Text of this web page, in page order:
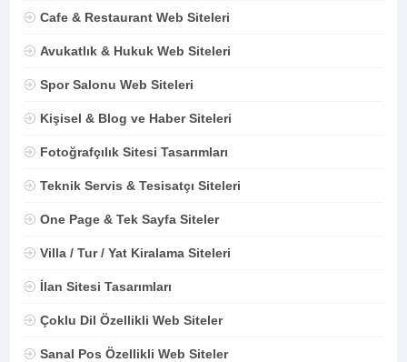
Cafe & Restaurant Web Siteleri
Avukatlık & Hukuk Web Siteleri
Spor Salonu Web Siteleri
Kişisel & Blog ve Haber Siteleri
Fotoğrafçılık Sitesi Tasarımları
Teknik Servis & Tesisatçı Siteleri
One Page & Tek Sayfa Siteler
Villa / Tur / Yat Kiralama Siteleri
İlan Sitesi Tasarımları
Çoklu Dil Özellikli Web Siteler
Sanal Pos Özellikli Web Siteler